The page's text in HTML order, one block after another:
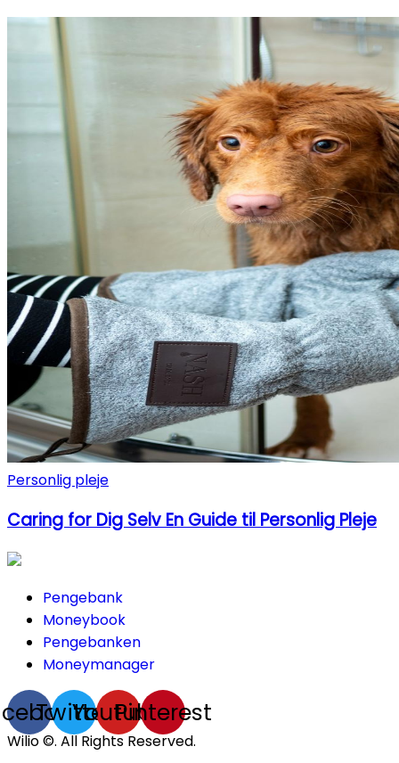
Personlig pleje
Caring for Dig Selv En Guide til Personlig Pleje
Pengebank
Moneybook
Pengebanken
Moneymanager
TwitterYoutube
Pinterest
Wilio ©. All Rights Reserved.